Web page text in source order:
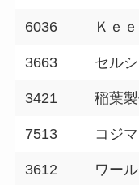
6036 Ｋｅ
3663 セル
3421 稲葉
7513 コジマ
3612 ワー